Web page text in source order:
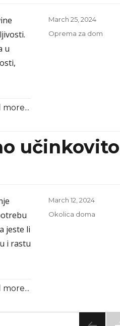
u
more...
Posted
March 25, 2024
Categories
Oprema za dom
učinkovito
jeste li
i rastu
more...
Posted
on
March 12, 2024
Categories
Okolica doma